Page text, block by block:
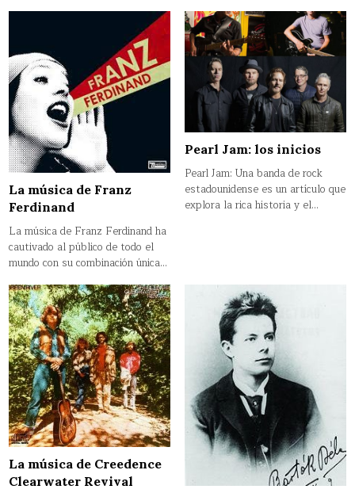
La música de Franz
Ferdinand
La música de Franz Ferdinand ha
cautivado al público de todo el
mundo con su combinación única…
Pearl Jam: los inicios
Pearl Jam: Una banda de rock
estadounidense es un artículo que
explora la rica historia y el…
La música de Creedence
Clearwater Revival